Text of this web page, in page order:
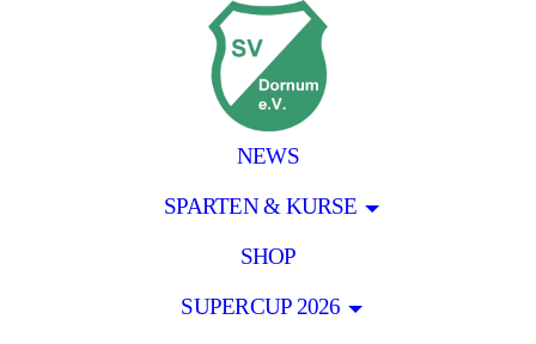
NEWS
SPARTEN & KURSE
SHOP
SUPERCUP 2026